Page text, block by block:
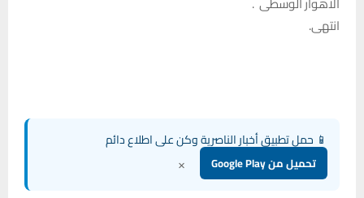
انتهى.
📱 حمل تطبيق أخبار الناصرية وكن على اطلاع دائم
تحميل من Google Play ×